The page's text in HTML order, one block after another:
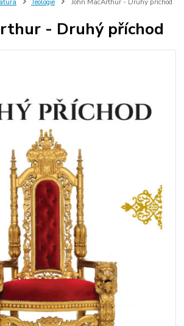
Teologie John MacArthur - Druhý příchod
- Druhý příchod